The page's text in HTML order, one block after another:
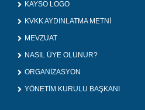
KAYSO LOGO
KVKK AYDINLATMA METNİ
MEVZUAT
NASIL ÜYE OLUNUR?
ORGANİZASYON
YÖNETİM KURULU BAŞKANI